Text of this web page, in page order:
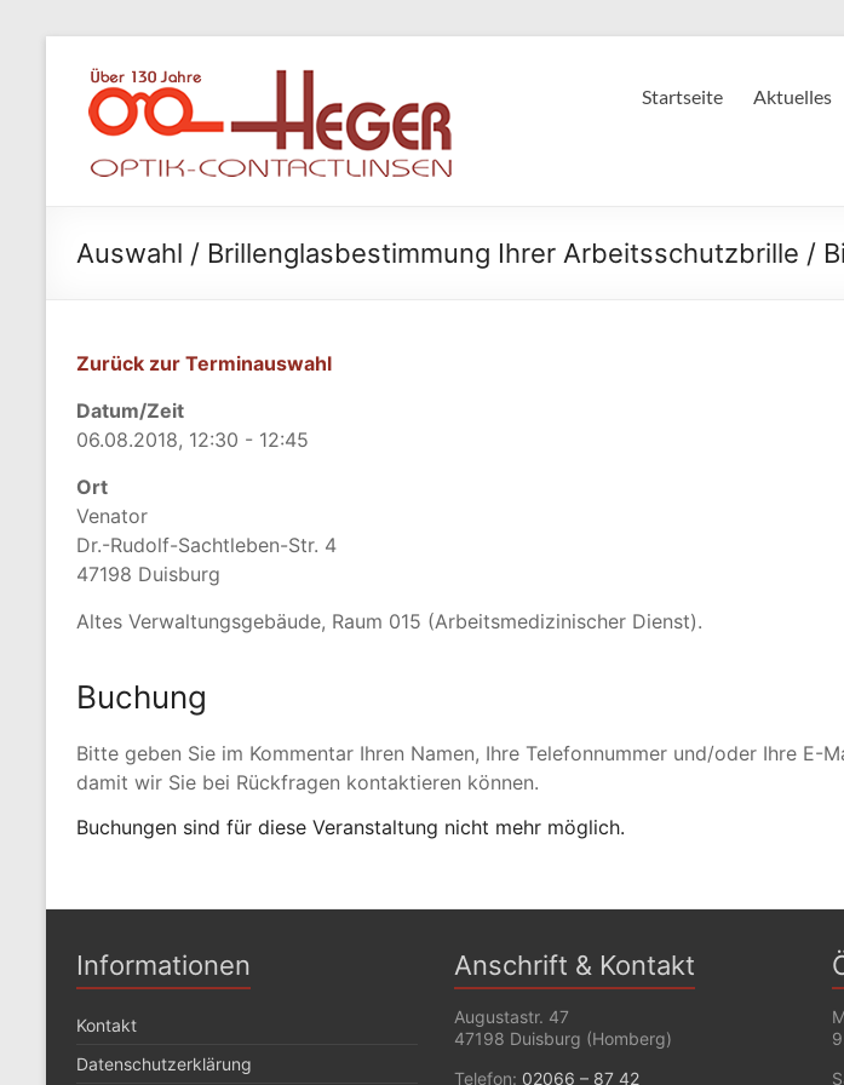
Inhalt
springenOptik
Heger
Optik
Contactlinsen
Startseite Aktuelles
Auswahl / Brillenglasbestimmung Ihrer Arbeitsschutzbrille /
Zurück zur Terminauswahl
Datum/Zeit
06.08.2018, 12:30 - 12:45
Ort
Venator
Dr.-Rudolf-Sachtleben-Str. 4
47198 Duisburg
Altes Verwaltungsgebäude, Raum 015 (Arbeitsmedizinischer Dienst).
Buchung
Bitte geben Sie im Kommentar Ihren Namen, Ihre Telefonnummer und/oder Ihre E-
damit wir Sie bei Rückfragen kontaktieren können.
Buchungen sind für diese Veranstaltung nicht mehr möglich.
Informationen
Kontakt
Datenschutzerklärung
Anschrift & Kontakt
Augustastr. 47
47198 Duisburg (Homberg)
Telefon: 02066 – 87 42